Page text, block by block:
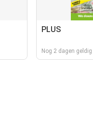
PLUS
Nog 2 dagen geldig